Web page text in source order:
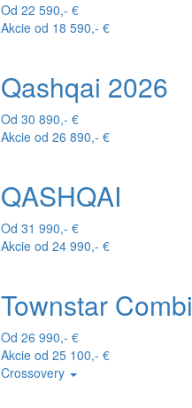
Od 22 590,- €
Akcie od 18 590,- €
Qashqai 2026
Od 30 890,- €
Akcie od 26 890,- €
QASHQAI
Od 31 990,- €
Akcie od 24 990,- €
Townstar Combi
Od 26 990,- €
Akcie od 25 100,- €
Crossovery